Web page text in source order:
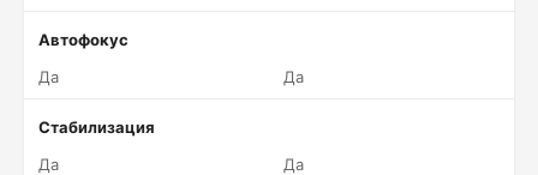
Автофокус
Да
Да
Стабилизация
Да
Да